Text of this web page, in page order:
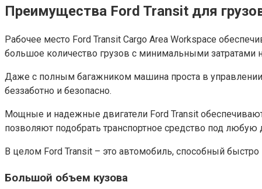
Преимущества Ford Transit для
Рабочее место Ford Transit Cargo Area Workspace
большое количество грузов с минимальными затратами
Даже с полным багажником машина проста в управлении
беззаботно и безопасно.
Мощные и надежные двигатели Ford Transit
позволяют подобрать транспортное средство под любую
В целом Ford Transit – это автомобиль, способный
Большой объем кузова